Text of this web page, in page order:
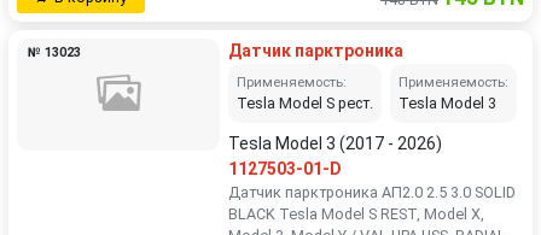
№ 13023 Датчик парктроника
Применяемость:
Tesla Model S рест.
Применяемость:
Tesla Model 3
Tesla Model 3 (2017 - 2026)
1127503-01-D
Датчик парктроника АП2.0 2.5 3.0 SOLID
BLACK Tesla Model S REST, Model X,